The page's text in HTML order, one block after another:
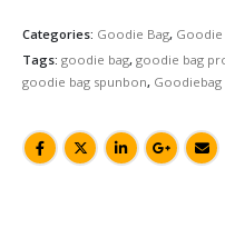
Categories: Goodie Bag, Goodie
Tags: goodie bag, goodie bag
goodie bag spunbon, Goodiebag